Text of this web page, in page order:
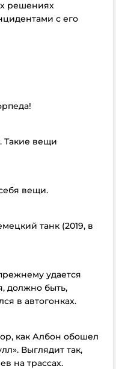
решениях
с его
Такие вещи
вещи.
танк (2019, в
удается
должно быть,
в автогонках.
как Албон обошел
Выглядит так,
на трассах.